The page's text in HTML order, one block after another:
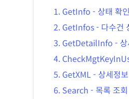
1. GetInfo - 상태 확인
2. GetInfos- 다수건
3. GetDetailInfo -
4.
5. GetXML- 상세정
6. Search - 목록 조회